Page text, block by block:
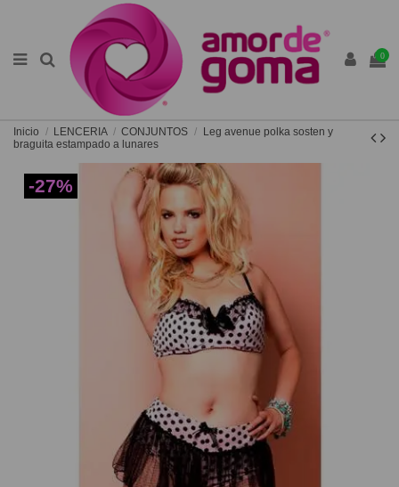
0
Inicio LENCERIA CONJUNTOS
Leg avenue polka sosten y
braguita estampado a lunares
-27%